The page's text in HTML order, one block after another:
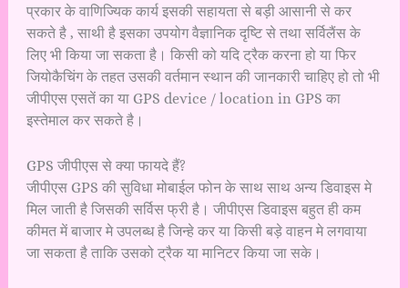
प्रकार के वाणिज्यिक कार्य इसकी सहायता से बड़ी आसानी से कर
सकते है , साथी है इसका उपयोग वैज्ञानिक दृष्टि से तथा सर्विलैंस के
लिए भी किया जा सकता है। किसी को यदि ट्रैक करना हो या फिर
जियोकैचिंग के तहत उसकी वर्तमान स्थान की जानकारी चाहिए हो तो भी
जीपीएस एसतें का या GPS device / location in GPS का
इस्तेमाल कर सकते है।
GPS जीपीएस से क्या फायदे हैं?
जीपीएस GPS की सुविधा मोबाईल फोन के साथ साथ अन्य डिवाइस मे
मिल जाती है जिसकी सर्विस फ्री है। जीपीएस डिवाइस बहुत ही कम
कीमत में बाजार मे उपलब्ध है जिन्हे कर या किसी बड़े वाहन मे लगवाया
जा सकता है ताकि उसको ट्रैक या मानिटर किया जा सके।